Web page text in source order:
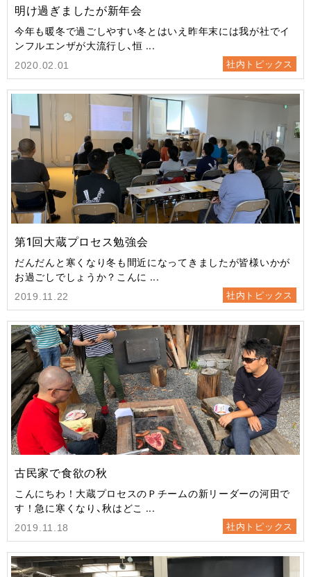
明け過ぎましたが新年会
今年も暖冬で過ごしやすい冬とはいえ昨年末には我が社でイ
ンフルエンザが大流行し、恒 ...
2020.02.01 社内トピックス
第1回大蔵プロセス勉強会
だんだんと寒くなり冬も間近になってきましたが皆様いかが
お過ごしでしょうか？こんに ...
2019.11.22 社内トピックス
古民家で食欲の秋
こんにちわ！大蔵プロセスのＰチームの新リーダーの河田で
す！急に寒くなり、秋はどこ ...
2019.11.18 社内トピックス